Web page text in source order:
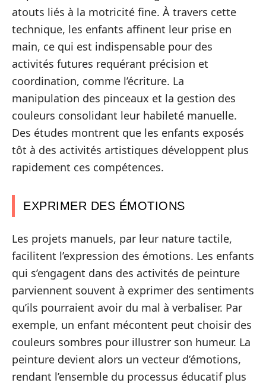
atouts liés à la motricité fine. À travers cette
technique, les enfants affinent leur prise en
main, ce qui est indispensable pour des
activités futures requérant précision et
coordination, comme l’écriture. La
manipulation des pinceaux et la gestion des
couleurs consolidant leur habileté manuelle.
Des études montrent que les enfants exposés
tôt à des activités artistiques développent plus
rapidement ces compétences.
EXPRIMER DES ÉMOTIONS
Les projets manuels, par leur nature tactile,
facilitent l’expression des émotions. Les enfants
qui s’engagent dans des activités de peinture
parviennent souvent à exprimer des sentiments
qu’ils pourraient avoir du mal à verbaliser. Par
exemple, un enfant mécontent peut choisir des
couleurs sombres pour illustrer son humeur. La
peinture devient alors un vecteur d’émotions,
rendant l’ensemble du processus éducatif plus